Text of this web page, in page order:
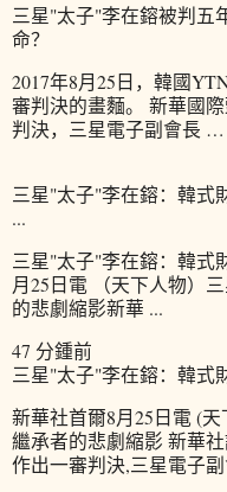
三星"太子"李在鎔被判五
命？
2017年8月25日，韓國
審判決的畫麵。 新華國
判決，三星電子副會長 …
三星"太子"李在鎔：韓式
...
三星"太子"李在鎔：韓式
月25日電 （天下人物）
的悲劇縮影新華 ...
47 分鍾前
三星"太子"李在鎔：韓式
新華社首爾8月25日電 (
繼承者的悲劇縮影 新華
作出一審判決,三星電子